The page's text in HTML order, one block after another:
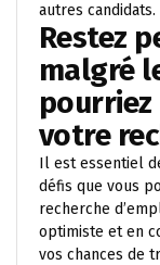
autres candidats.
Restez
malgré
votre
Il est essentiel
défis que vous
recherche
optimiste et en
vos chances de